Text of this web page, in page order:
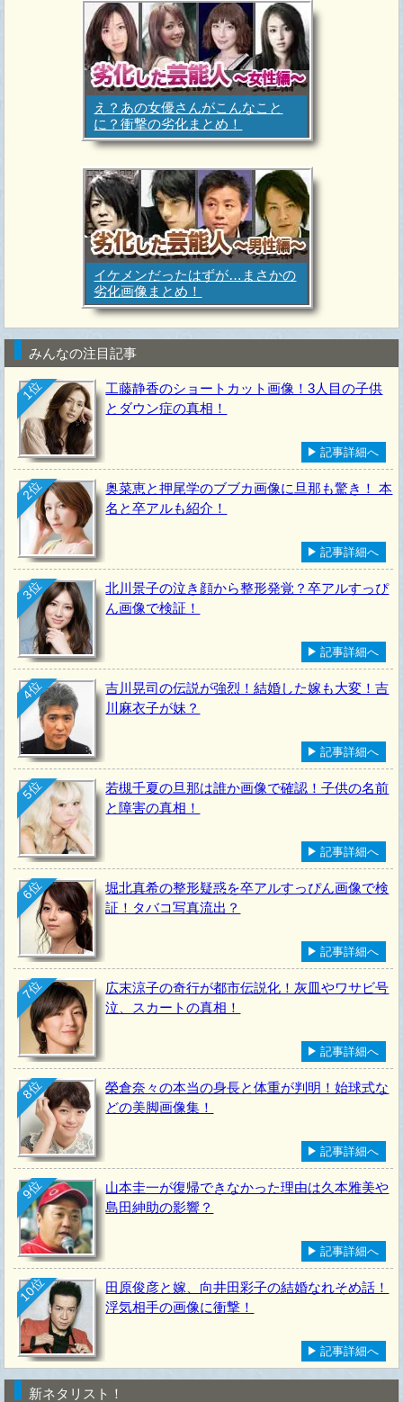
え？あの女優さんがこんなこと
に？衝撃の劣化まとめ！
イケメンだったはずが…まさかの
劣化画像まとめ！
みんなの注目記事
1位
工藤静香のショートカット画像！3人目の子供
とダウン症の真相！
記事詳細へ
2位
奥菜恵と押尾学のブブカ画像に旦那も驚き！ 本
名と卒アルも紹介！
記事詳細へ
3位
北川景子の泣き顔から整形発覚？卒アルすっぴ
ん画像で検証！
記事詳細へ
4位
吉川晃司の伝説が強烈！結婚した嫁も大変！吉
川麻衣子が妹？
記事詳細へ
5位
若槻千夏の旦那は誰か画像で確認！子供の名前
と障害の真相！
記事詳細へ
6位
堀北真希の整形疑惑を卒アルすっぴん画像で検
証！タバコ写真流出？
記事詳細へ
7位
広末涼子の奇行が都市伝説化！灰皿やワサビ号
泣、スカートの真相！
記事詳細へ
8位
榮倉奈々の本当の身長と体重が判明！始球式な
どの美脚画像集！
記事詳細へ
9位
山本圭一が復帰できなかった理由は久本雅美や
島田紳助の影響？
記事詳細へ
10位
田原俊彦と嫁、向井田彩子の結婚なれそめ話！
浮気相手の画像に衝撃！
記事詳細へ
新ネタリスト！